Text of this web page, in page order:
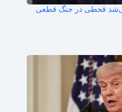
قحطی در جنگ قطعی